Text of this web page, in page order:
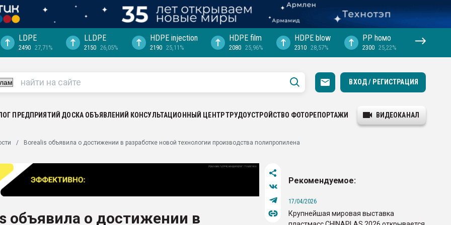
выходит на
рынке
LDPE
2490 27,71%
LLDPE
2150 26,05%
HDPE injection
2190 25,11%
HDPE film
2080 25,96%
HDPE blow
2310 28,57%
PP hомо
2300 25,22%
ВХОД / РЕГИСТРАЦИЯ
ПРЕДПРИЯТИЙ ДОСКА ОБЪЯВЛЕНИЙ КОНСУЛЬТАЦИОННЫЙ ЦЕНТРТРУДОУСТРОЙСТВО ФОТОРЕПОРТАЖИ ВИДЕОКАНАЛ
Borealis объявила о достижении в разработке новой технологии производства полипропилена
объявила о достижении в
Рекомендуемое:
17/04/2026
Крупнейшая мировая выставка